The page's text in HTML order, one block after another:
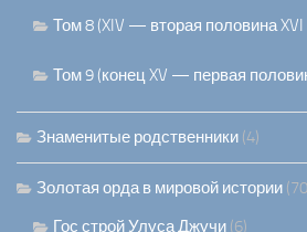
Том 8 (XIV — вторая половина XVI
Том 9 (конец XV — первая
Знаменитые родственники (4)
Золотая орда в мировой истории
Гос строй Улуса Джучи (6)